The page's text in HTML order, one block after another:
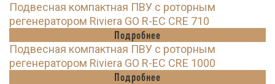
Подвесная компактная ПВУ с роторным
регенератором Riviera GO R-EC CRE 710
Подробнее
Подвесная компактная ПВУ с роторным
регенератором Riviera GO R-EC CRE 1000
Подробнее